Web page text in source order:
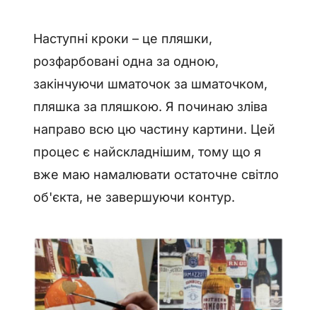
Наступні кроки – це пляшки,
розфарбовані одна за одною,
закінчуючи шматочок за шматочком,
пляшка за пляшкою. Я починаю зліва
направо всю цю частину картини. Цей
процес є найскладнішим, тому що я
вже маю намалювати остаточне світло
об'єкта, не завершуючи контур.